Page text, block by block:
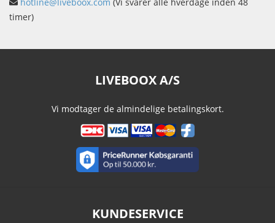
timer)
LIVEBOOX A/S
Vi modtager de almindelige betalingskort.
KUNDESERVICE